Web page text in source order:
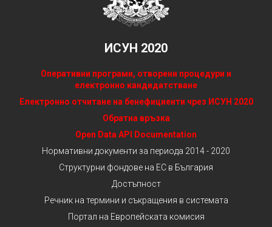
ИСУН 2020
Оперативни програми, отворени процедури и
електронно кандидатстване
Електронно отчитане на бенефициенти чрез ИСУН 2020
Обратна връзка
Open Data API Documentation
Нормативни документи за периода 2014 - 2020
Структурни фондове на ЕС в България
Достъпност
Речник на термини и съкращения в системата
Портал на Европейската комисия